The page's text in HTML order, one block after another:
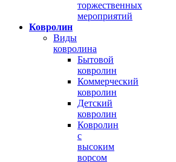
торжественных
мероприятий
Ковролин
Виды
ковролина
Бытовой
ковролин
Коммерческий
ковролин
Детский
ковролин
Ковролин
с
высоким
ворсом